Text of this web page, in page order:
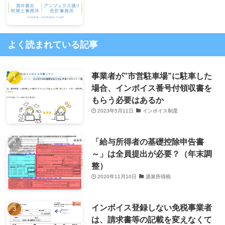
よく読まれている記事
事業者が”市営駐車場”に駐車した
場合、インボイス番号付領収書を
もらう必要はあるか
2023年5月11日 インボイス制度
「給与所得者の基礎控除申告書
～」は全員提出が必要？（年末調
整）
2020年11月10日 源泉所得税
インボイス登録しない免税事業者
は、請求書等の記載を変えなくて